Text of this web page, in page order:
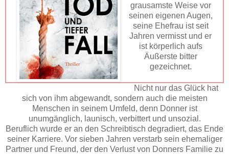
grausamste Weise vor
seinen eigenen Augen,
seine Ehefrau ist seit
Jahren vermisst und er
ist körperlich aufs
Äußerste bitter
gezeichnet.
Nicht nur das Glück hat
sich von ihm abgewandt, sondern auch die meisten
Menschen in seinem Umfeld, denn Donner ist
unumgänglich, launisch, verbittert und unsozial.
Beruflich wurde er an den Schreibtisch degradiert, das Ende
seiner Karriere. Vor sieben Jahren verstarb sein ehemaliger
Partner und Freund, der den Verlust von Donners Familie zu